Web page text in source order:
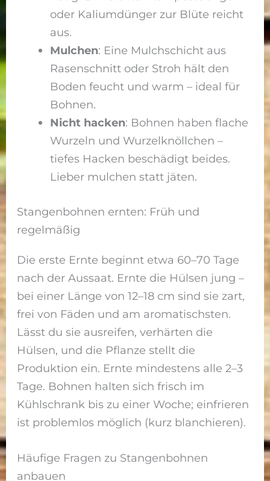
oder Kaliumdünger zur Blüte reicht
aus.
Mulchen: Eine Mulchschicht aus
Rasenschnitt oder Stroh hält den
Boden feucht und warm – ideal für
Bohnen.
Nicht hacken: Bohnen haben flache
Wurzeln und Wurzelknöllchen –
tiefes Hacken beschädigt beides.
Lieber mulchen statt jäten.
Stangenbohnen ernten: Früh und
regelmäßig
Die erste Ernte beginnt etwa 60–70 Tage
nach der Aussaat. Ernte die Hülsen jung –
bei einer Länge von 12–18 cm sind sie zart,
frei von Fäden und am aromatischsten.
Lässt du sie ausreifen, verhärten die
Hülsen, und die Pflanze stellt die
Produktion ein. Ernte mindestens alle 2–3
Tage. Bohnen halten sich frisch im
Kühlschrank bis zu einer Woche; einfrieren
ist problemlos möglich (kurz blanchieren).
Häufige Fragen zu Stangenbohnen
anbauen